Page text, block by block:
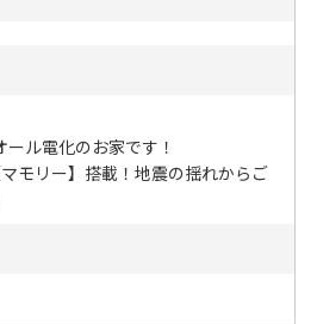
ル電化のお家です！
モリー】搭載！地震の揺れからご